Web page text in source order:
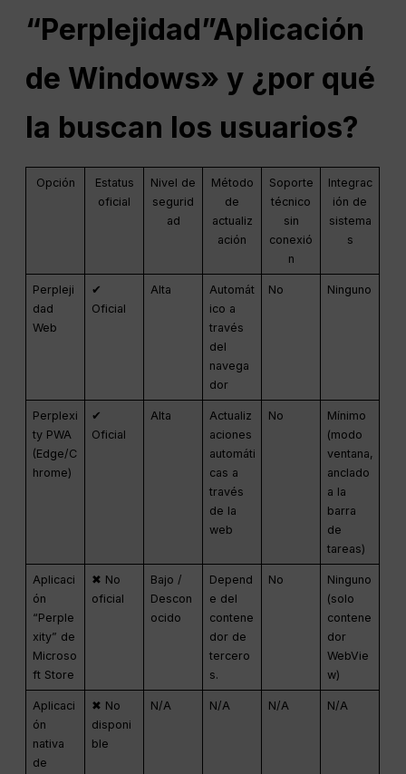
“Perplejidad”Aplicación
de Windows» y ¿por qué
la buscan los usuarios?
Opción
Estatus
oficial
Nivel de
segurid
ad
Método
de
actualiz
ación
Soporte
técnico
sin
conexió
n
Integrac
ión de
sistema
s
Perpleji
dad
Web
✔
Oficial
Alta
Automát
ico a
través
del
navega
dor
No Ninguno
Perplexi
ty PWA
(Edge/C
hrome)
✔
Oficial
Alta
Actualiz
aciones
automáti
cas a
través
de la
web
No
Mínimo
(modo
ventana,
anclado
a la
barra
de
tareas)
Aplicaci
ón
“Perple
xity” de
Microso
ft Store
✖ No
oficial
Bajo /
Descon
ocido
Depend
e del
contene
dor de
tercero
s.
No
Ninguno
(solo
contene
dor
WebVie
w)
Aplicaci
ón
nativa
de
✖ No
disponi
ble
N/A N/A N/A N/A